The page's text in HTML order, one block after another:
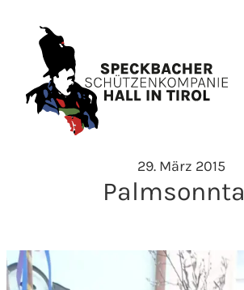
Inhalt
springen
29. März 2015